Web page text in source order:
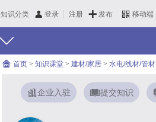
知识分类 登录 注册 发布 移动端
首页 > 知识课堂 > 建材/家居 > 水电/线材/管材
企业入驻 提交知识